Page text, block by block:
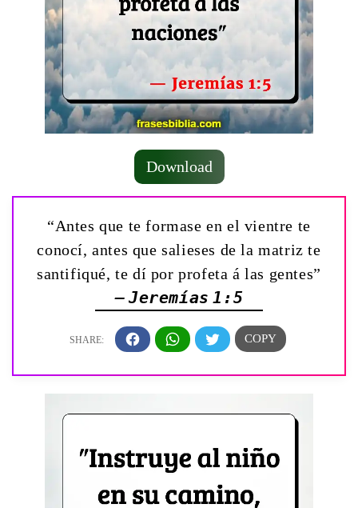
Download
“Antes que te formase en el vientre te
conocí, antes que salieses de la matriz te
santifiqué, te dí por profeta á las gentes”
— Jeremías 1:5